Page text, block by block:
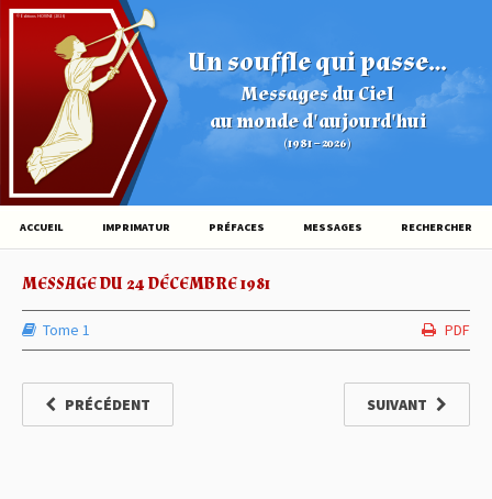
Un souffle qui passe...
Messages du Ciel
au monde d'aujourd'hui
(1981 – 2026)
© Éditions HOVINE (2026)
ACCUEIL IMPRIMATUR PRÉFACES MESSAGES RECHERCHER
MESSAGE DU 24 DÉCEMBRE 1981
Tome 1 PDF
PRÉCÉDENT SUIVANT